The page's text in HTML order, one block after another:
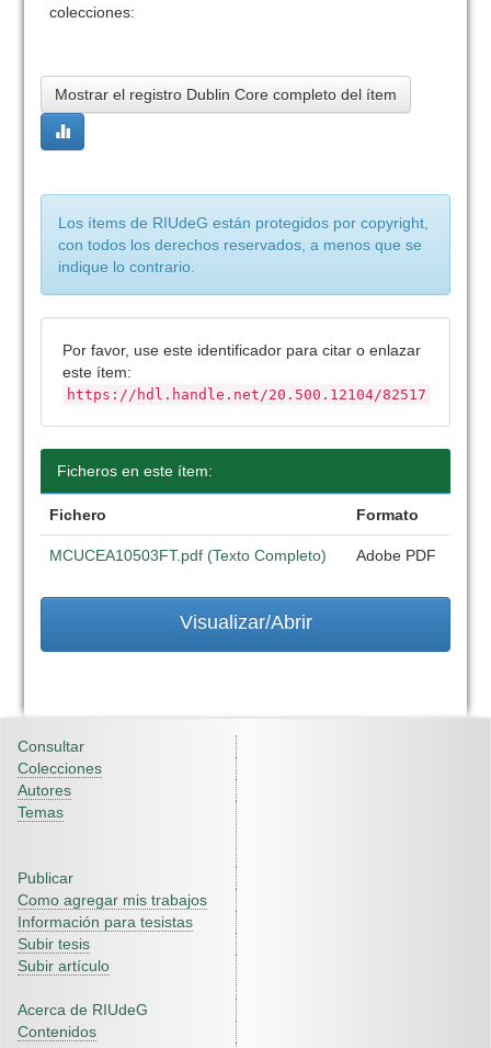
colecciones:
Mostrar el registro Dublin Core completo del ítem
Los ítems de RIUdeG están protegidos por copyright,
con todos los derechos reservados, a menos que se
indique lo contrario.
Por favor, use este identificador para citar o enlazar
este ítem:
https://hdl.handle.net/20.500.12104/82517
Ficheros en este ítem:
Fichero Formato
MCUCEA10503FT.pdf (Texto Completo) Adobe PDF
Visualizar/Abrir
Consultar
Colecciones
Autores
Temas
Publicar
Como agregar mis trabajos
Información para tesistas
Subir tesis
Subir artículo
Acerca de RIUdeG
Contenidos